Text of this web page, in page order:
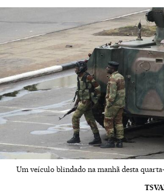
Um veículo blindado na manhã desta